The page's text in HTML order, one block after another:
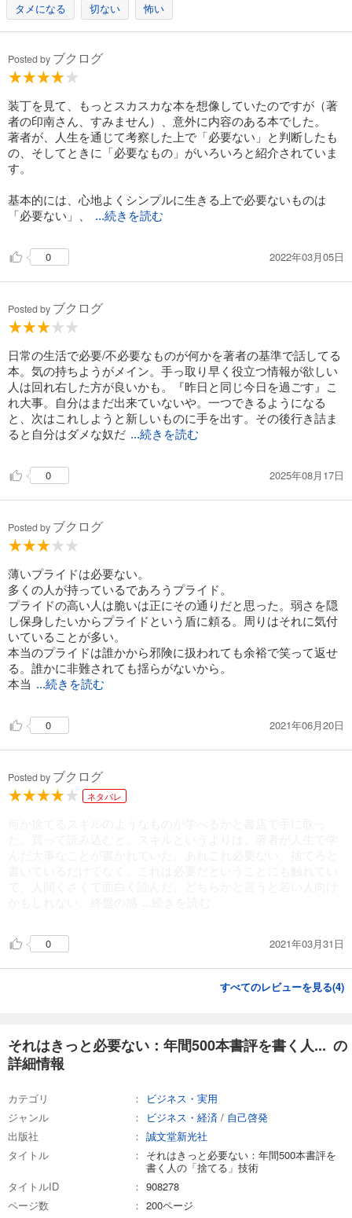
タメになる 切ない 怖い
Posted by ブクログ
装丁を見て、もっとスカスカな本を想像していたのですが（著
者の印南さん、すみません）、意外に内容のある本でした。
著者が、人生を通じて考察した上で「必要ない」と判断したも
の、そしてときに「必要なもの」がいろいろと紹介されていま
す。
基本的には、心地よくシンプルに生きる上で必要ないものは
「必要ない」、
...続きを読む
0 2022年03月05日
Posted by ブクログ
日常の生活で必要/不必要なものが何かを著者の基準で話してる
本。気の持ちようがメイン。手っ取り早く役立つ情報が欲しい
人は回れ右した方が良いかも。『昨日と同じ今日を過ごす』こ
れ大事。自分はまだ出来ていないや。一つできるようになる
と、次はこれしようと新しいものに手を出す。その後行き詰ま
ると自分はダメな奴だ ...続きを読む
0 2025年08月17日
Posted by ブクログ
薄いプライドは必要ない。
多くの人が持っているであろうプライド。
プライドの高い人は脆いは正にその通りだと思った。弱さを隠
し保身したいからプライドという盾に頼る。周りはそれに気付
いていることが多い。
本当のプライドは誰かから邪険に扱われても余裕で笑って返せ
る。誰かに非難されても揺らがないから。
本当 ...続きを読む
0 2021年06月20日
Posted by ブクログ
ネタバレ
0 2021年03月31日
すべてのレビューを見る(4)
それはきっと必要ない：年間500本書評を書く人... の
詳細情報
カテゴリ
ビジネス・実用
ジャンル
ビジネス・経済 / 自己啓発
出版社
誠文堂新光社
タイトル
それはきっと必要ない：年間500本書評を
書く人の「捨てる」技術
タイトルID
908278
ページ数
200ページ